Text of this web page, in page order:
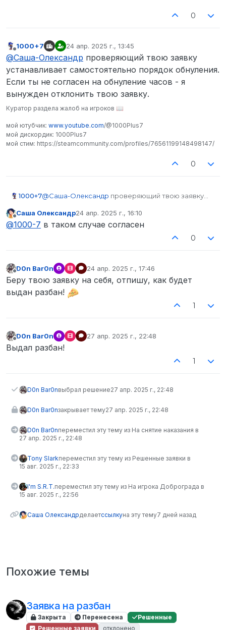
0
Не в сети
1000+7 24 апр. 2025 г., 13:45
отредактировано
@Саша-Олександр проверяющий твою заявку
устанавливает самостоятельно порядок обнуления.
Если ты не согласен на обнуление часов - я
вынужден отклонить твою заявку.
Куратор раздела жалоб на игроков 📖
мой ютубчик: www.youtube.com/@1000Plus7
мой дискордик: 1000Plus7
мой стим: https://steamcommunity.com/profiles/76561199148498147/
0
1000+7@Саша-Олександр проверяющий твою заявку
обнуления.
Если ты не согласен на обнуление часов - я
Не в сети
Саша Олександр24 апр. 2025 г., 16:10
отредактировано
@1000-7 в таком случае согласен
0
D0n Bar0n 24 апр. 2025 г., 17:46
отредактировано
Беру твою заявку на себя, отпишу, как будет
выдан разбан!
1
D0n Bar0n 27 апр. 2025 г., 22:48
отредактировано
Выдал разбан!
1
D0n Bar0nвыбрал решение27 апр. 2025 г., 22:48
D0n Bar0nзакрывает тему27 апр. 2025 г., 22:48
D0n Bar0nпереместил эту тему из На снятие наказания в
27 апр. 2025 г., 22:48
Tony Slarkпереместил эту тему из Решенные заявки в
15 авг. 2025 г., 22:33
I'm S.R.T.переместил эту тему из На игрока Доброграда в
15 авг. 2025 г., 22:56
Саша Олександрделаетссылкуна эту тему7 дней назад
Похожие темы
Заявка на разбан
Закрыта Перенесена
Решенные
Решенные заявки
отклонено